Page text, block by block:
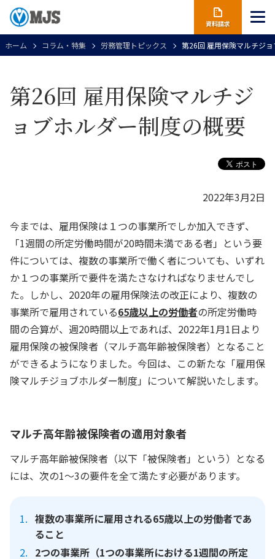
資料請求
ホーム コラム・特集 労務管理トピックス 第26回 雇用保険マルチジ
第26回 雇用保険マルチジ
ョブホルダー制度の概要
2022年3月2日
今までは、雇用保険は１つの事業所でしか加入できず、
「1週間の所定労働時間が20時間未満である者」という要
件については、複数の事業所で働く者についても、いずれ
か１つの事業所で要件を満たさなければなりませんでし
た。しかし、2020年の雇用保険法の改正により、複数の
事業所で雇用されている65歳以上の労働者の所定労働時
間の合算が、週20時間以上であれば、2022年1月1日より
雇用保険の被保険者（マルチ高年齢被保険者）となること
ができるようになりました。今回は、この新たな「雇用保
険マルチジョブホルダー制度」について解説いたします。
マルチ高年齢被保険者の適用対象者
マルチ高年齢被保険者（以下「被保険者」という）となる
には、次の1～3の要件を全て満たす必要があります。
複数の事業所に雇用される65歳以上の労働者であ
ること
2つの事業所（1つの事業所における1週間の所定